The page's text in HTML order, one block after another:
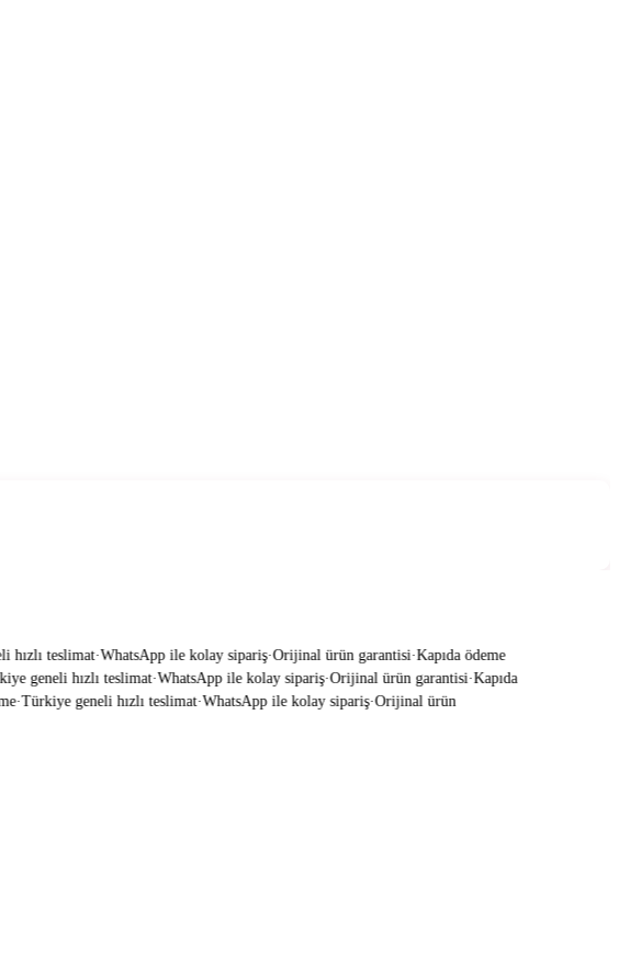
teslimat·WhatsApp ile kolay sipariş·Orijinal ürün garantisi·Kapıda ödeme
geneli hızlı teslimat·WhatsApp ile kolay sipariş·Orijinal ürün garantisi·Kapıda
·Türkiye geneli hızlı teslimat·WhatsApp ile kolay sipariş·Orijinal ürün